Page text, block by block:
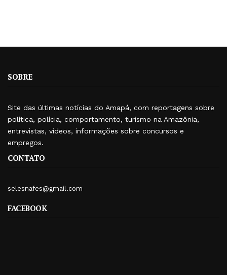
SOBRE
Site das últimas notícias do Amapá, com reportagens sobre
política, polícia, comportamento, turismo na Amazônia,
entrevistas, vídeos, informações sobre concursos e
empregos.
CONTATO
selesnafes@gmail.com
FACEBOOK